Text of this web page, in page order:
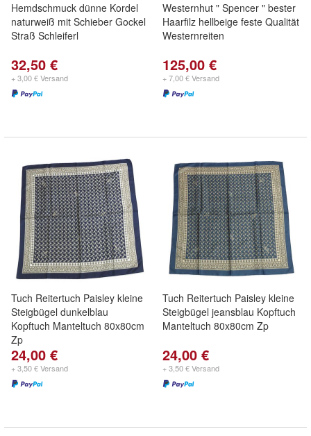
Hemdschmuck dünne Kordel
naturweiß mit Schieber Gockel
Straß Schleiferl
32,50 €
+ 3,00 € Versand
Westernhut " Spencer " bester
Haarfilz hellbeige feste Qualität
Westernreiten
125,00 €
+ 7,00 € Versand
Tuch Reitertuch Paisley kleine
Steigbügel dunkelblau
Kopftuch Manteltuch 80x80cm
Zp
24,00 €
+ 3,50 € Versand
Tuch Reitertuch Paisley kleine
Steigbügel jeansblau Kopftuch
Manteltuch 80x80cm Zp
24,00 €
+ 3,50 € Versand